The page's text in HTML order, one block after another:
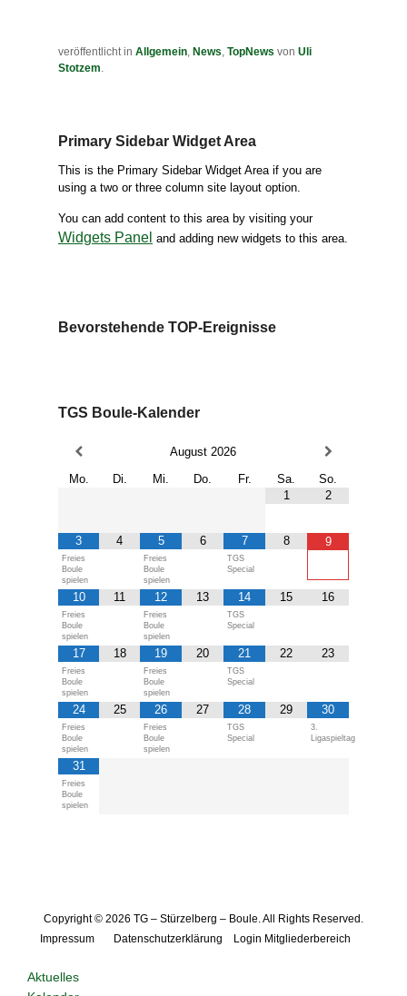
veröffentlicht in Allgemein, News, TopNews von Uli
Stotzem.
Primary Sidebar Widget Area
This is the Primary Sidebar Widget Area if you are
using a two or three column site layout option.
You can add content to this area by visiting your
Widgets Panel and adding new widgets to this area.
Bevorstehende TOP-Ereignisse
TGS Boule-Kalender
August 2026
Mo.
Di. Mi. Do. Fr. Sa.
So.
1
2
3
Freies
Boule
spielen
4 5
Freies
Boule
spielen
6 7
TGS
Special
8 9
10
Freies
Boule
spielen
11 12
Freies
Boule
spielen
13 14
TGS
Special
15 16
17
Freies
Boule
spielen
18 19
Freies
Boule
spielen
20 21
TGS
Special
22 23
24
Freies
Boule
spielen
25 26
Freies
Boule
spielen
27 28
TGS
Special
29 30
3.
Ligaspieltag
31
Freies
Boule
spielen
Copyright © 2026 TG – Stürzelberg – Boule. All Rights Reserved.
Impressum
Datenschutzerklärung Login Mitgliederbereich
Aktuelles